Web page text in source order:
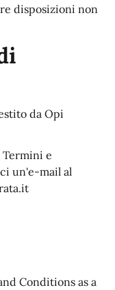
disposizioni non
da Opi
e
un'e-mail al
Conditions as a